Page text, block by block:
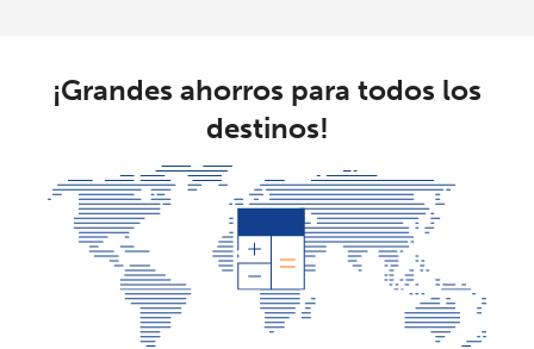
¡Grandes ahorros para todos los
destinos!